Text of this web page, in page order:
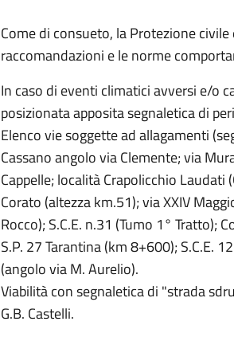
Come di consueto, la Protezione
raccomandazioni e le norme
In caso di eventi climatici avversi e/o
posizionata apposita segnaletica di
Elenco vie soggette ad allagamenti
Cassano angolo via Clemente; via
Cappelle; località Crapolicchio Laudati
Corato (altezza km.51); via XXIV
Rocco); S.C.E. n.31 (Tumo 1° Tratto);
S.P. 27 Tarantina (km 8+600); S.C.E.
(angolo via M. Aurelio).
Viabilità con segnaletica di "strada
G.B. Castelli.